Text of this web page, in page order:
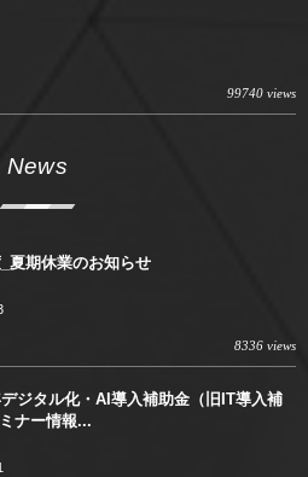
99740 views
News
夏期休業のお知らせ
8336 views
デジタル化・AI導入補助金（旧IT導入補
ナー情報...